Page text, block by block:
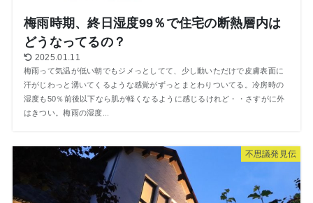
梅雨時期、終日湿度99％で住宅の断熱層内は
どうなってるの？
2025.01.11
梅雨って気温が低い朝でもジメっとしてて、少し動いただけで皮膚表面に
汗がじわっと湧いてくるような感覚がずっとまとわりついてる。冷房時の
湿度も50％前後以下なら肌が軽くなるように感じるけれど・・さすがに外
はきつい。梅雨の湿度...
不思議発見伝